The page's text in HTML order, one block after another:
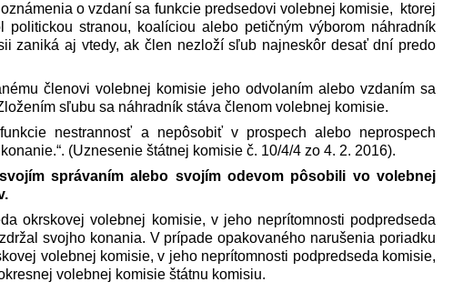
o vzdaní sa funkcie predsedovi volebnej komisie, ktorej
stranou, koalíciou alebo petičným výborom náhradník
zaniká aj vtedy, ak člen nezloží sľub najneskôr desať dní predo
členovi volebnej komisie jeho odvolaním alebo vzdaním sa
sľubu sa náhradník stáva členom volebnej komisie.
nestrannosť a nepôsobiť v prospech alebo neprospech
(Uznesenie štátnej komisie č. 10/4/4 zo 4. 2. 2016).
správaním alebo svojím odevom pôsobili vo volebnej
okrskovej volebnej komisie, v jeho neprítomnosti podpredseda
svojho konania. V prípade opakovaného narušenia poriadku
volebnej komisie, v jeho neprítomnosti podpredseda komisie,
volebnej komisie štátnu komisiu.